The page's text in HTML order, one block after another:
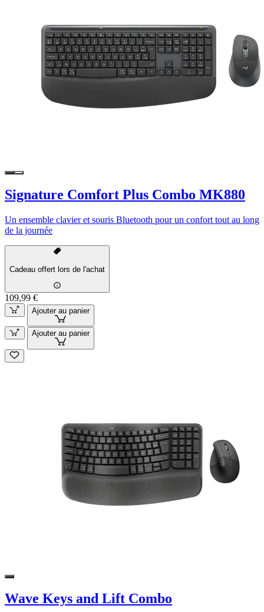
Signature Comfort Plus Combo MK880
Un ensemble clavier et souris Bluetooth pour un confort tout au long
de la journée
Cadeau offert lors de l'achat
109,99 €
Ajouter au panier
Ajouter au panier
Wave Keys and Lift Combo